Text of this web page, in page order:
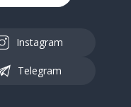
Instagram
Telegram